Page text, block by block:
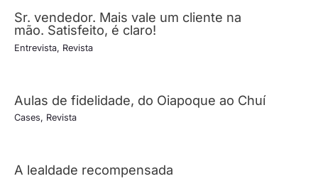
Sr. vendedor. Mais vale um cliente na
mão. Satisfeito, é claro!
Entrevista, Revista
Aulas de fidelidade, do Oiapoque ao Chuí
Cases, Revista
A lealdade recompensada